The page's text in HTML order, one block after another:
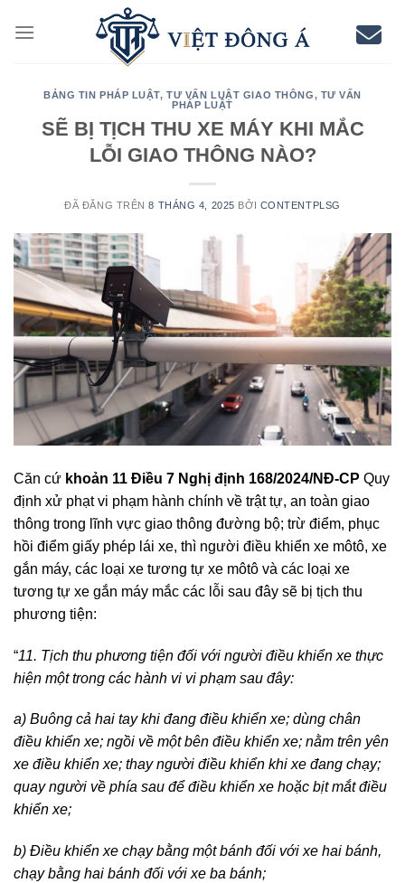
đến
BẢNG TIN PHÁP LUẬT,TƯ VẤN LUẬT GIAO THÔNG, TƯ VẤN
PHÁP LUẬT
SẼ BỊ TỊCH THU XE MÁY KHI MẮC
LỖI GIAO THÔNG NÀO?
ĐÃ ĐĂNG TRÊN8 THÁNG 4, 2025 BỞI CONTENTPLSG
Căn cứ khoản 11 Điều 7 Nghị định 168/2024/NĐ-CP Quy
định xử phạt vi phạm hành chính về trật tự, an toàn giao
thông trong lĩnh vực giao thông đường bộ; trừ điểm, phục
hồi điểm giấy phép lái xe, thì người điều khiển xe môtô, xe
gắn máy, các loại xe tương tự xe môtô và các loại xe
tương tự xe gắn máy mắc các lỗi sau đây sẽ bị tịch thu
phương tiện:
“11. Tịch thu phương tiện đối với người điều khiển xe thực
hiện một trong các hành vi vi phạm sau đây:
a) Buông cả hai tay khi đang điều khiển xe; dùng chân
điều khiển xe; ngồi về một bên điều khiển xe; nằm trên yên
xe điều khiển xe; thay người điều khiển khi xe đang chạy;
quay người về phía sau để điều khiển xe hoặc bịt mắt điều
khiển xe;
b) Điều khiển xe chạy bằng một bánh đối với xe hai bánh,
chạy bằng hai bánh đối với xe ba bánh;